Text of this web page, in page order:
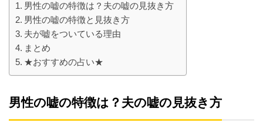
男性の嘘の特徴は？夫の嘘の見抜き方
男性の嘘の特徴と見抜き方
夫が嘘をついている理由
まとめ
★おすすめの占い★
男性の嘘の特徴は？夫の嘘の見抜き方